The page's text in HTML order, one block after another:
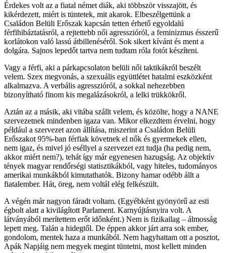
Érdekes volt az a fiatal német diák, aki többször visszajött, és
kikérdezett, miért is tüntetek, mit akarok. Elbeszélgettünk a
Családon Belüli Erőszak kapcsán tetten érhető egyoldalú
férfihibáztatásról, a rejtettebb női agresszióról, a feminizmus ésszerű
korlátokon való lassú átbillenéséről. Sok sikert kívánt és ment a
dolgára. Sajnos lepedőt tartva nem tudtam róla fotót készíteni.
Vagy a férfi, aki a párkapcsolaton belüli női taktikákról beszélt
velem. Szex megvonás, a szexuális együttlétet hatalmi eszközként
alkalmazva. A verbális agresszióról, a sokkal nehezebben
bizonyítható finom kis megalázásokról, a lelki trükkökről.
Aztán az a másik, aki vitába szállt velem, és közölte, hogy a NANE
szervezetnek mindenben igaza van. Mikor elkezdtem érvelni, hogy
például a szervezet azon állítása, miszerint a Családon Belüli
Erőszakot 95%-ban férfiak követnek el nők és gyermekek ellen,
nem igaz, és mivel jó eséllyel a szervezet ezt tudja (ha pedig nem,
akkor miért nem?), tehát így már egyenesen hazugság. Az objektív
tények magyar rendőrségi statisztikákból, vagy hiteles, tudományos
amerikai munkákból kimutathatók. Bizony hamar odébb állt a
fiatalember. Hát, öreg, nem voltál elég felkészült.
A végén már nagyon fáradt voltam. (Egyébként gyönyörű az esti
égbolt alatt a kivilágított Parlament. Karnyújtásnyira volt. A
látványából merítettem erőt időnként.) Nem is fizikailag – álmosság
lepett meg. Talán a hidegtől. De éppen akkor járt arra sok ember,
gondolom, mentek haza a munkából. Nem hagyhattam ott a posztot,
Apák Napjáig nem megyek megint tüntetni, most kellett minden